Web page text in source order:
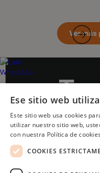
Ver más
Ese sitio web
Este sitio web usa cookies
utilizar nuestro sitio web,
con nuestra Política de
COOKIES